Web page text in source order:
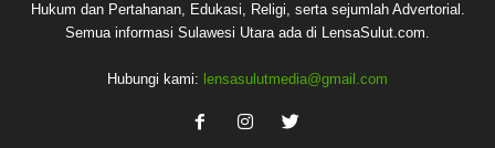
Hukum dan Pertahanan, Edukasi, Religi, serta sejumlah Advertorial.
Semua informasi Sulawesi Utara ada di LensaSulut.com.
Hubungi kami: lensasulutmedia@gmail.com